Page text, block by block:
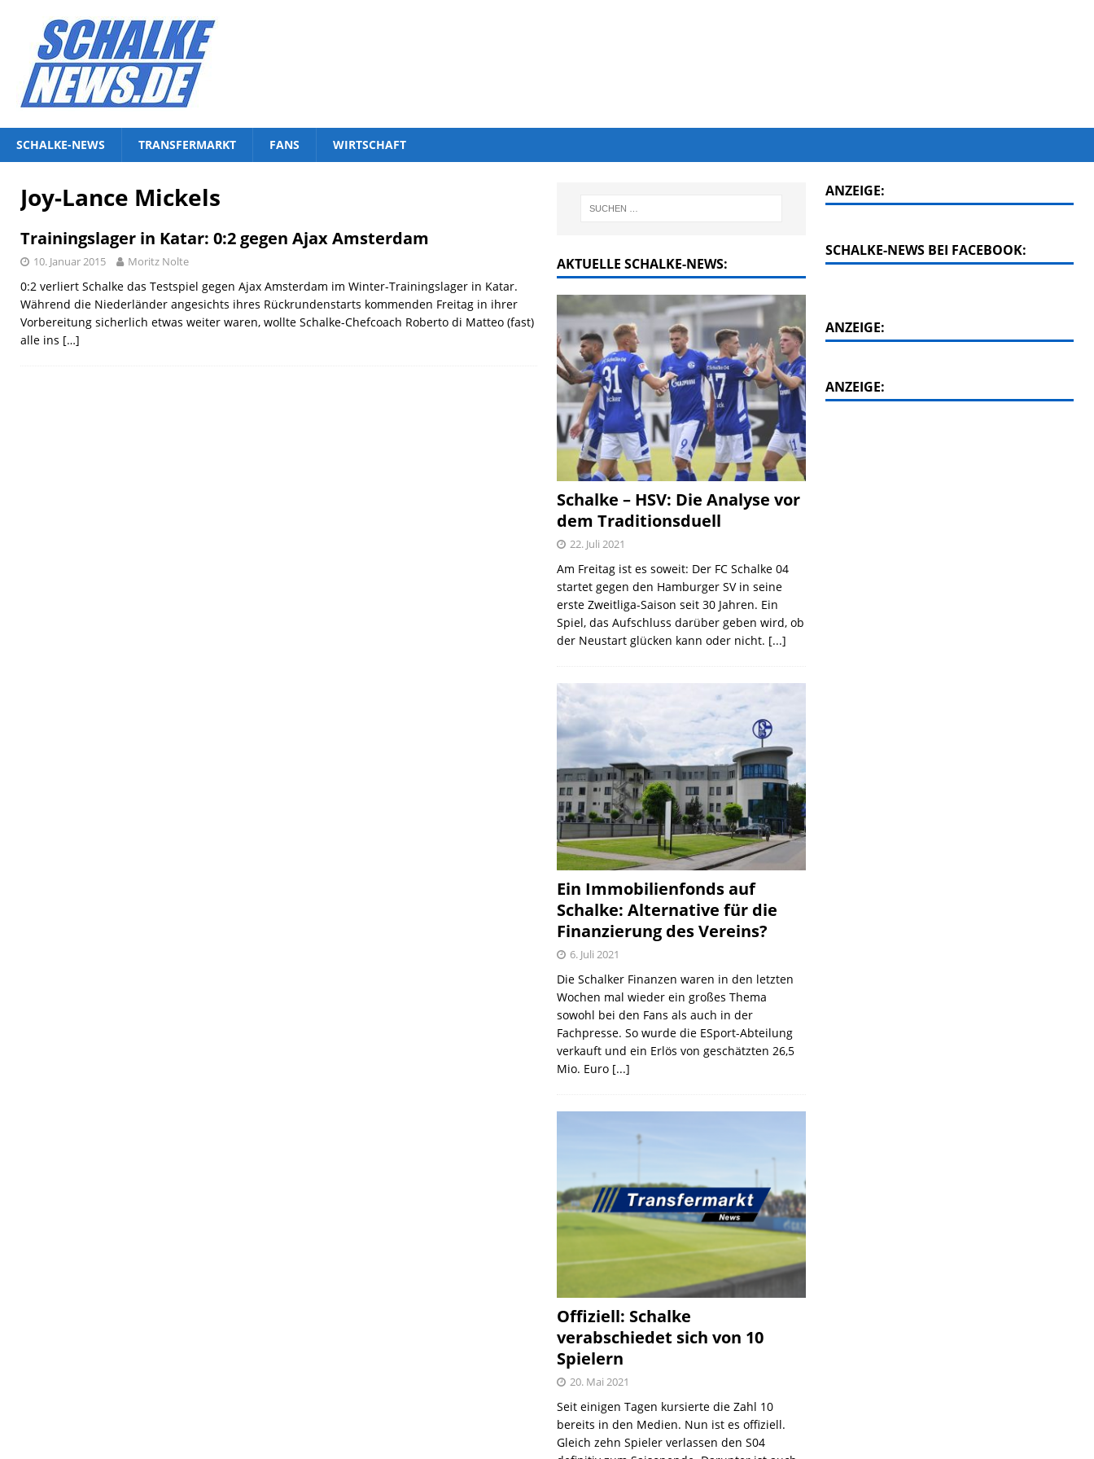
SCHALKE-NEWS TRANSFERMARKT FANS WIRTSCHAFT
Joy-Lance Mickels
Trainingslager in Katar: 0:2 gegen Ajax Amsterdam
10. Januar 2015 Moritz Nolte
0:2 verliert Schalke das Testspiel gegen Ajax Amsterdam im Winter-Trainingslager in Katar.
Während die Niederländer angesichts ihres Rückrundenstarts kommenden Freitag in ihrer
Vorbereitung sicherlich etwas weiter waren, wollte Schalke-Chefcoach Roberto di Matteo (fast)
alle ins […]
AKTUELLE SCHALKE-NEWS:
Schalke – HSV: Die Analyse vor
dem Traditionsduell
22. Juli 2021
Am Freitag ist es soweit: Der FC Schalke 04
startet gegen den Hamburger SV in seine
erste Zweitliga-Saison seit 30 Jahren. Ein
Spiel, das Aufschluss darüber geben wird, ob
der Neustart glücken kann oder nicht. [...]
Ein Immobilienfonds auf
Schalke: Alternative für die
Finanzierung des Vereins?
6. Juli 2021
Die Schalker Finanzen waren in den letzten
Wochen mal wieder ein großes Thema
sowohl bei den Fans als auch in der
Fachpresse. So wurde die ESport-Abteilung
verkauft und ein Erlös von geschätzten 26,5
Mio. Euro [...]
Offiziell: Schalke
verabschiedet sich von 10
Spielern
20. Mai 2021
Seit einigen Tagen kursierte die Zahl 10
bereits in den Medien. Nun ist es offiziell.
Gleich zehn Spieler verlassen den S04
ANZEIGE:
SCHALKE-NEWS BEI FACEBOOK:
ANZEIGE:
ANZEIGE: